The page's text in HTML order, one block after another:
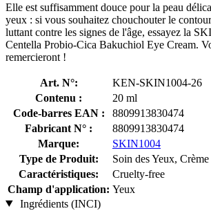
Elle est suffisamment douce pour la peau
yeux : si vous souhaitez chouchouter le
luttant contre les signes de l'âge, essayez la
Centella Probio-Cica Bakuchiol Eye Cream.
remercieront !
Art. N°:
KEN-SKIN1004-26
Contenu :
20 ml
Code-barres EAN :
8809913830474
Fabricant N° :
8809913830474
Marque:
SKIN1004
Type de Produit:
Soin des Yeux, Crème
Caractéristiques:
Cruelty-free
Champ d'application: Yeux
Ingrédients (INCI)